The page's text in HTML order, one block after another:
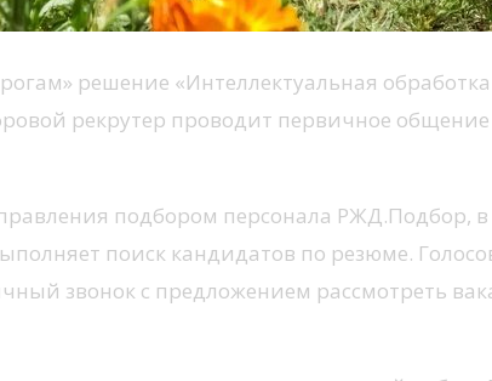
решение «Интеллектуальная
рекрутер проводит первичное
подбором персонала РЖД.Подбор,
поиск кандидатов по резюме.
звонок с предложением рассмотреть